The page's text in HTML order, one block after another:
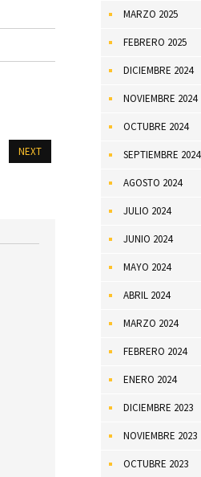
NEXT
MARZO 2025
FEBRERO 2025
DICIEMBRE 2024
NOVIEMBRE 2024
OCTUBRE 2024
SEPTIEMBRE 2024
AGOSTO 2024
JULIO 2024
JUNIO 2024
MAYO 2024
ABRIL 2024
MARZO 2024
FEBRERO 2024
ENERO 2024
DICIEMBRE 2023
NOVIEMBRE 2023
OCTUBRE 2023